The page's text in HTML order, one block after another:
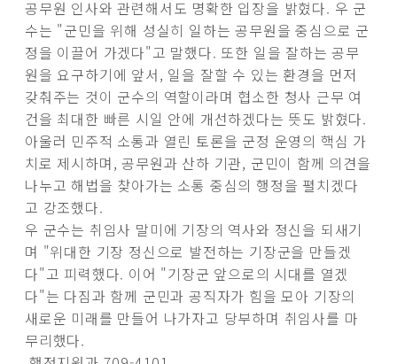
공무원 인사와 관련해서도 명확한 입장을 밝혔다. 우 군
수는 "군민을 위해 성실히 일하는 공무원을 중심으로 군
정을 이끌어 가겠다"고 말했다. 또한 일을 잘하는 공무
원을 요구하기에 앞서, 일을 잘할 수 있는 환경을 먼저
갖춰주는 것이 군수의 역할이라며 협소한 청사 근무 여
건을 최대한 빠른 시일 안에 개선하겠다는 뜻도 밝혔다.
아울러 민주적 소통과 열린 토론을 군정 운영의 핵심 가
치로 제시하며, 공무원과 산하 기관, 군민이 함께 의견을
나누고 해법을 찾아가는 소통 중심의 행정을 펼치겠다
고 강조했다.
우 군수는 취임사 말미에 기장의 역사와 정신을 되새기
며 "위대한 기장 정신으로 발전하는 기장군을 만들겠
다"고 피력했다. 이어 "기장군 앞으로의 시대를 열겠
다"는 다짐과 함께 군민과 공직자가 힘을 모아 기장의
새로운 미래를 만들어 나가자고 당부하며 취임사를 마
무리했다.